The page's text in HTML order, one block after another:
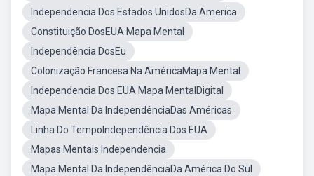
Independencia Dos Estados UnidosDa America
Constituição DosEUA Mapa Mental
Independência DosEu
Colonização Francesa Na AméricaMapa Mental
Independencia Dos EUA Mapa MentalDigital
Mapa Mental Da IndependênciaDas Américas
Linha Do TempoIndependência Dos EUA
Mapas Mentais Independencia
Mapa Mental Da IndependênciaDa América Do Sul